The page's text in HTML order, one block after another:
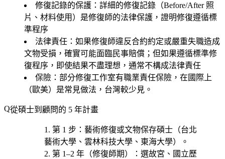
修復記錄的保護 ：詳細的修復記錄（Before/After 照
片、材料使用）是修復師的法律保護，證明修復遵循標
準程序
法律責任 ：如果修復師違反合約約定或嚴重失職造成
文物受損，確實可能面臨民事賠償；但如果遵循標準修
復程序，即使結果不盡理想，通常不構成法律責任
保險 ：部分修復工作室有職業責任保險，在國際上
（歐美）是常見做法，台灣較少見。
從碩士到顧問的 5 年計畫
第 1 步 ：藝術修復或文物保存碩士（台北
藝術大學、雲林科技大學、東海大學）。
第 1–2 年（修復師期）
：選故宮、國立歷